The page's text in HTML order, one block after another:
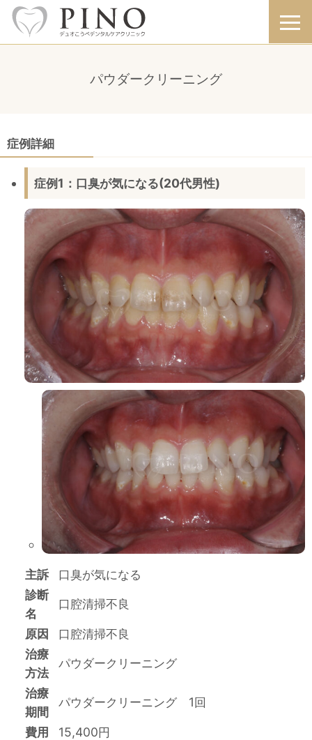
パウダークリーニング
症例詳細
症例1：口臭が気になる(20代男性)
主訴
口臭が気になる
診断
名
口腔清掃不良
原因
口腔清掃不良
治療
方法
パウダークリーニング
治療
期間
パウダークリーニング 1回
費用
15,400円